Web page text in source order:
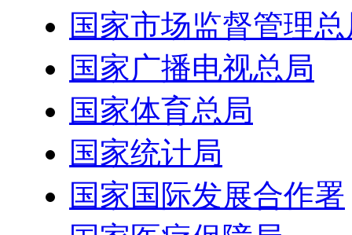
国家市场监督管理
国家广播电视总局
国家体育总局
国家统计局
国家国际发展合作署